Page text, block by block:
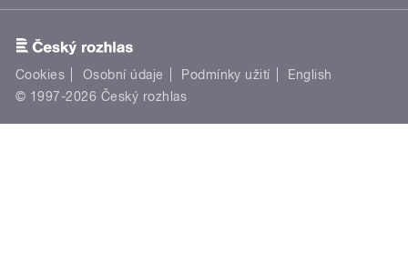
Cookies Osobní údaje Podmínky užití
English
© 1997-2026 Český rozhlas